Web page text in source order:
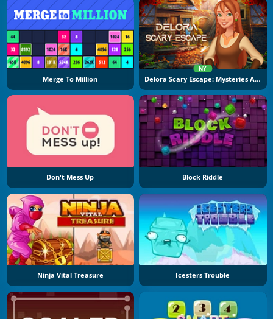
Merge To Million
NY
Delora Scary Escape: Mysteries Adventure
Don't Mess Up Block Riddle
Ninja Vital Treasure Icesters Trouble